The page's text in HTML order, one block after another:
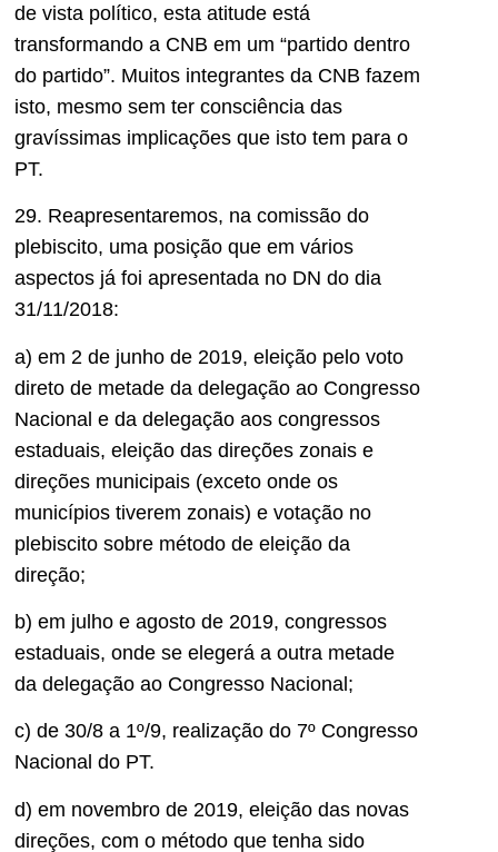
de vista político, esta atitude está
transformando a CNB em um “partido dentro
do partido”. Muitos integrantes da CNB fazem
isto, mesmo sem ter consciência das
gravíssimas implicações que isto tem para o
PT.
29. Reapresentaremos, na comissão do
plebiscito, uma posição que em vários
aspectos já foi apresentada no DN do dia
31/11/2018:
a) em 2 de junho de 2019, eleição pelo voto
direto de metade da delegação ao Congresso
Nacional e da delegação aos congressos
estaduais, eleição das direções zonais e
direções municipais (exceto onde os
municípios tiverem zonais) e votação no
plebiscito sobre método de eleição da
direção;
b) em julho e agosto de 2019, congressos
estaduais, onde se elegerá a outra metade
da delegação ao Congresso Nacional;
c) de 30/8 a 1º/9, realização do 7º Congresso
Nacional do PT.
d) em novembro de 2019, eleição das novas
direções, com o método que tenha sido